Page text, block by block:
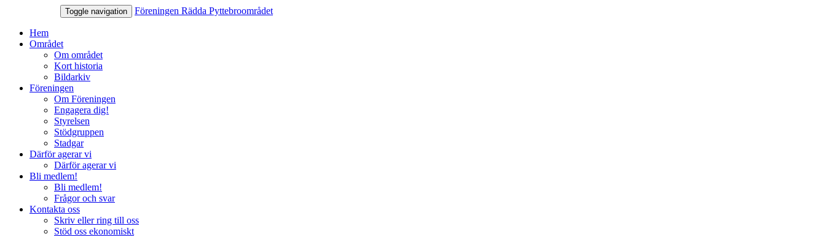
Toggle navigation Föreningen Rädda Pyttebroområdet
Hem
Området
Om området
Kort historia
Bildarkiv
Föreningen
Om Föreningen
Engagera dig!
Styrelsen
Stödgruppen
Stadgar
Därför agerar vi
Därför agerar vi
Bli medlem!
Bli medlem!
Frågor och svar
Kontakta oss
Skriv eller ring till oss
Stöd oss ekonomiskt